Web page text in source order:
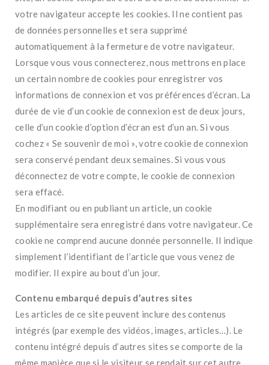
votre navigateur accepte les cookies. Il ne contient pas
de données personnelles et sera supprimé
automatiquement à la fermeture de votre navigateur.
Lorsque vous vous connecterez, nous mettrons en place
un certain nombre de cookies pour enregistrer vos
informations de connexion et vos préférences d’écran. La
durée de vie d’un cookie de connexion est de deux jours,
celle d’un cookie d’option d’écran est d’un an. Si vous
cochez « Se souvenir de moi », votre cookie de connexion
sera conservé pendant deux semaines. Si vous vous
déconnectez de votre compte, le cookie de connexion
sera effacé.
En modifiant ou en publiant un article, un cookie
supplémentaire sera enregistré dans votre navigateur. Ce
cookie ne comprend aucune donnée personnelle. Il indique
simplement l’identifiant de l’article que vous venez de
modifier. Il expire au bout d’un jour.
Contenu embarqué depuis d’autres sites
Les articles de ce site peuvent inclure des contenus
intégrés (par exemple des vidéos, images, articles…). Le
contenu intégré depuis d’autres sites se comporte de la
même manière que si le visiteur se rendait sur cet autre